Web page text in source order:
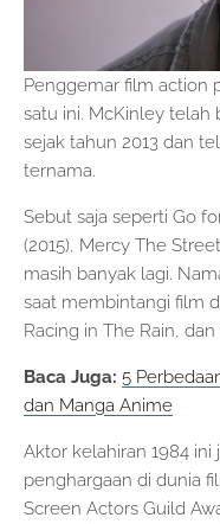
Penggemar film action
satu ini. McKinley
sejak tahun 2013 dan
ternama.
Sebut saja seperti Go
(2015), Mercy The
masih banyak lagi.
saat membintangi film
Racing in The Rain,
Baca Juga: 5
dan Manga Anime
Aktor kelahiran 1984
penghargaan di dunia
Screen Actors Guild